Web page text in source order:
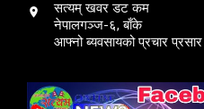
सत्यम् खवर डट कम
नेपालगञ्ज-६, बाँके
आफ्नो ब्यवसायको प्रचार